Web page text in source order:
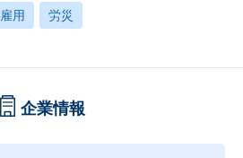
雇用 労災
企業情報